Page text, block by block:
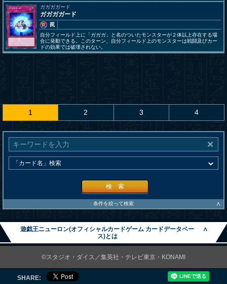
ガガガガード
ガガガガード
罠
自分フィールド上に「ガガガ」と名のついたモンスターが２体以上存在する場
合に発動できる。このターン、自分フィールド上のモンスターは戦闘及びカー
ドの効果では破壊されない。
1 2 3 4
検 索
条件を絞って検索 ∧
遊戯王ニューロン(オフィシャルカードゲーム カードデータベー
ス)とは
∧
©スタジオ・ダイス／集英社・テレビ東京・KONAMI
SHARE: